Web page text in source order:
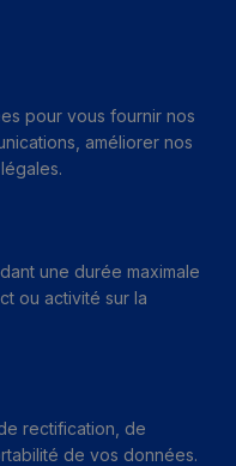
pour vous fournir nos
améliorer nos
une durée maximale
ou activité sur la
rectification, de
de vos données.